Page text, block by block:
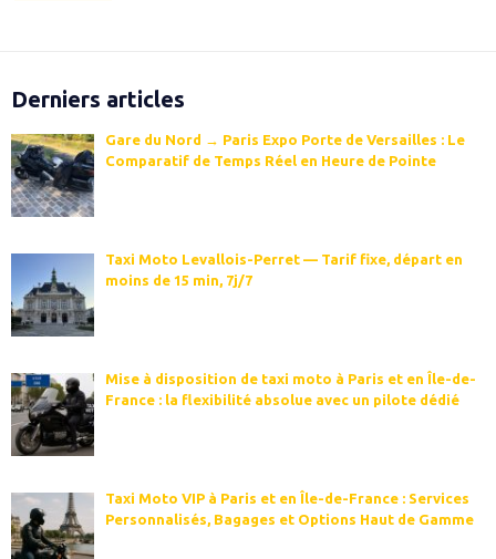
Derniers articles
Gare du Nord → Paris Expo Porte de Versailles : Le
Comparatif de Temps Réel en Heure de Pointe
Taxi Moto Levallois-Perret — Tarif fixe, départ en
moins de 15 min, 7j/7
Mise à disposition de taxi moto à Paris et en Île-de-
France : la flexibilité absolue avec un pilote dédié
Taxi Moto VIP à Paris et en Île-de-France : Services
Personnalisés, Bagages et Options Haut de Gamme